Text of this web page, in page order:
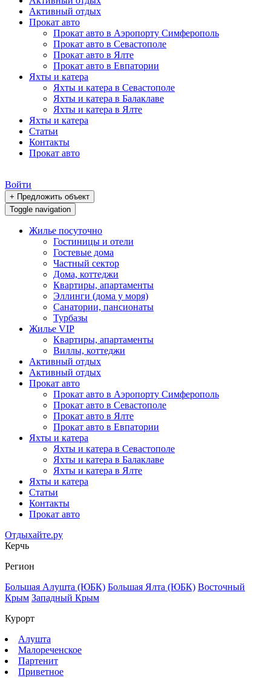
Активный отдых
Прокат авто
Прокат авто в Аэропорту Симферополь
Прокат авто в Севастополе
Прокат авто в Ялте
Прокат авто в Евпатории
Яхты и катера
Яхты и катера в Севастополе
Яхты и катера в Балаклаве
Яхты и катера в Ялте
Яхты и катера
Статьи
Контакты
Прокат авто
Войти
+ Предложить объект
Toggle navigation
Жилье посуточно
Гостиницы и отели
Гостевые дома
Частный сектор
Дома, коттеджи
Квартиры, апартаменты
Эллинги (дома у моря)
Санатории, пансионаты
Турбазы
Жилье VIP
Квартиры, апартаменты
Виллы, коттеджи
Активный отдых
Активный отдых
Прокат авто
Прокат авто в Аэропорту Симферополь
Прокат авто в Севастополе
Прокат авто в Ялте
Прокат авто в Евпатории
Яхты и катера
Яхты и катера в Севастополе
Яхты и катера в Балаклаве
Яхты и катера в Ялте
Яхты и катера
Статьи
Контакты
Прокат авто
Отдыхайте.ру
Керчь
Регион
Большая Алушта (ЮБК) Большая Ялта (ЮБК) Восточный
Крым Западный Крым
Курорт
Алушта
Малореченское
Партенит
Приветное